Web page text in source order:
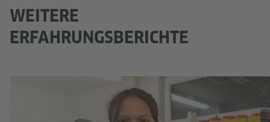
WEITERE
ERFAHRUNGSBERICHTE